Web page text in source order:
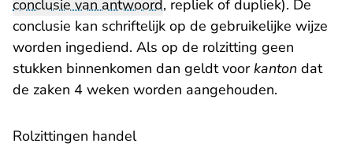
conclusie van antwoord, repliek of dupliek). De
conclusie kan schriftelijk op de gebruikelijke wijze
worden ingediend. Als op de rolzitting geen
stukken binnenkomen dan geldt voorkanton dat
de zaken 4 weken worden aangehouden.
Rolzittingen handel